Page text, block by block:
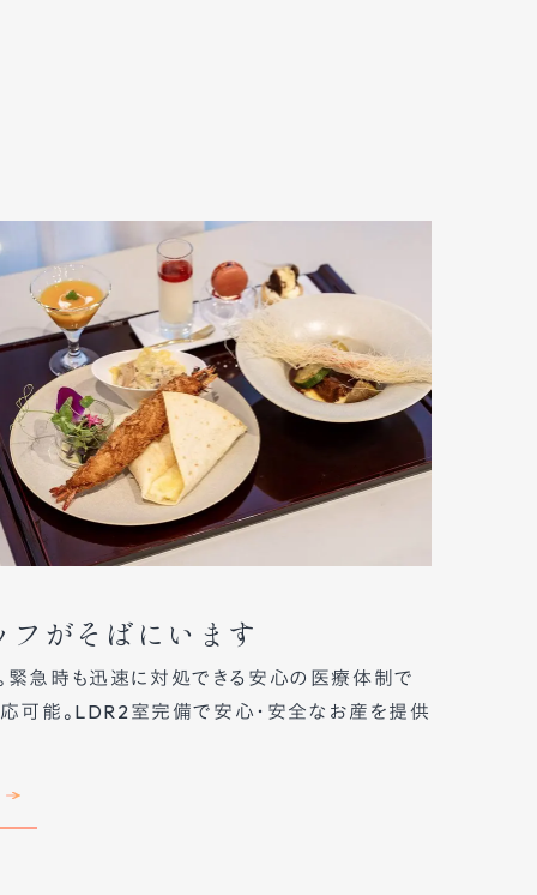
がそばにいます
緊急時も迅速に対処できる安心の医療体制で
可能。LDR2室完備で安心・安全なお産を提供